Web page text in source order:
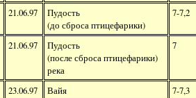
21.06.97
Пудость
(до сброса птицефарики)
7-7,2
21.06.97
Пудость
(после сброса птицефарики)
река
7
23.06.97 Вайя
7-7,3